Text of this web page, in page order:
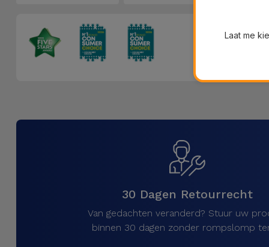
30 Dagen Retourrecht
Van gedachten veranderd? Stuur uw
binnen 30 dagen zonder rompslomp
Laat me